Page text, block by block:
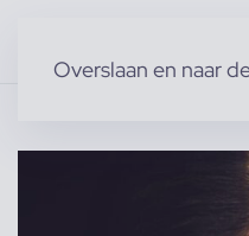
Overslaan en naar